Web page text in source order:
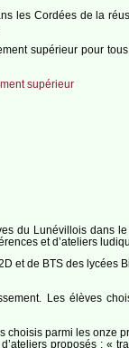
les Cordées de la
supérieur pour
supérieur
du Lunévillois dans
et d’ateliers
et de BTS des lycées
Les élèves
parmi les
proposés : «